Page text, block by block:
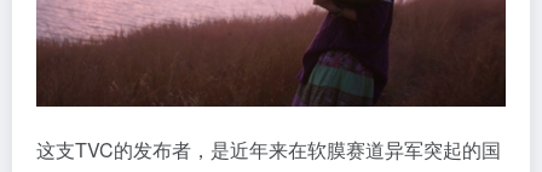
这支TVC的发布者，是近年来在软膜赛道异军突起的国